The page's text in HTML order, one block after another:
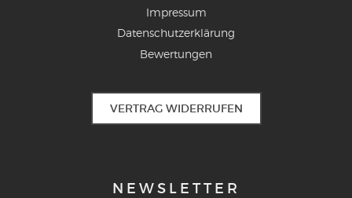
Impressum
Datenschutzerklärung
Bewertungen
VERTRAG WIDERRUFEN
NEWSLETTER